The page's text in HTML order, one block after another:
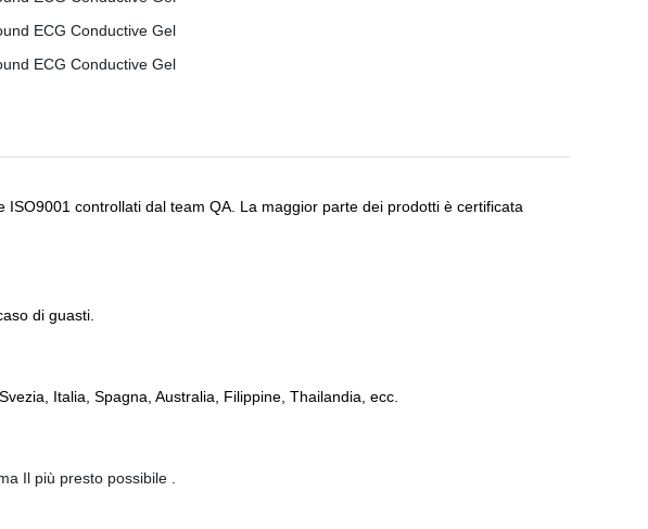
controllati dal team QA. La maggior parte dei prodotti è certificata
di guasti.
Italia, Spagna, Australia, Filippine, Thailandia, ecc.
Il più presto possibile .